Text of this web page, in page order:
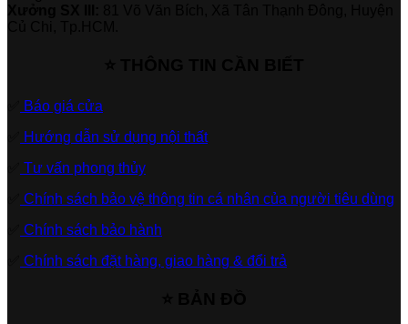
Báo giá cửa
Hướng dẫn sử dụng nội thất
Tư vấn phong thủy
Chính sách bảo vệ thông tin cá nhân của người tiêu dùng
Chính sách bảo hành
Chính sách đặt hàng, giao hàng & đổi trả